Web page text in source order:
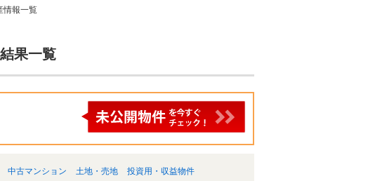
情報一覧
果一覧
中古マンション 土地・売地 投資用・収益物件